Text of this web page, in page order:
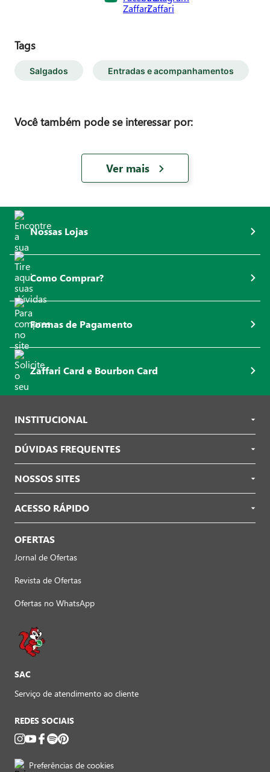
Tags
Salgados Entradas e acompanhamentos
Você também pode se interessar por:
Ver mais
Nossas Lojas
Como Comprar?
Formas de Pagamento
Zaffari Card e Bourbon Card
INSTITUCIONAL
DÚVIDAS FREQUENTES
NOSSOS SITES
ACESSO RÁPIDO
OFERTAS
Jornal de Ofertas
Revista de Ofertas
Ofertas no WhatsApp
SAC
Serviço de atendimento ao cliente
REDES SOCIAIS
Preferências de cookies